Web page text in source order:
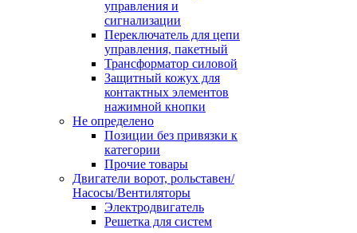
управления и
сигнализации
Переключатель для цепи
управления, пакетный
Трансформатор силовой
Защитный кожух для
контактных элементов
нажимной кнопки
Не определено
Позиции без привязки к
категории
Прочие товары
Двигатели ворот, рольставен/
Насосы/Вентиляторы
Электродвигатель
Решетка для систем